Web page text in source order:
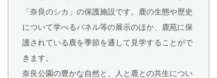
「奈良のシカ」の保護施設です。鹿の生態や歴史
について学べるパネル等の展示のほか、鹿苑に保
護されている鹿を季節を通して見学することがで
きます。
奈良公園の豊かな自然と、人と鹿との共生につい